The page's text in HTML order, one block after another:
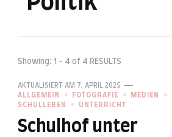
Showing: 1 - 4 of 4 RESULTS
AKTUALISIERT AM
7. APRIL 2025
ALLGEMEIN
FOTOGRAFIE MEDIEN
SCHULLEBEN
UNTERRICHT
Schulhof unter